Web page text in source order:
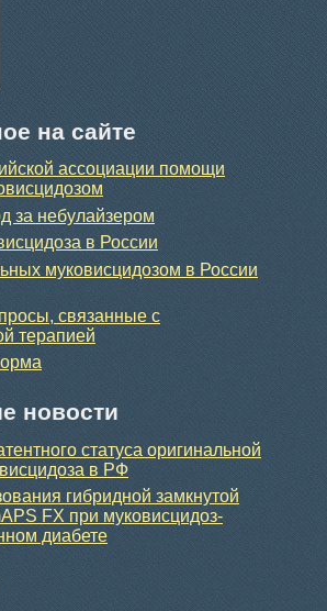
на сайте
ассоциации помощи
за небулайзером
в России
муковисцидозом в России
связанные с
терапией
новости
статуса оригинальной
в РФ
гибридной замкнутой
FX при муковисцидоз-
диабете